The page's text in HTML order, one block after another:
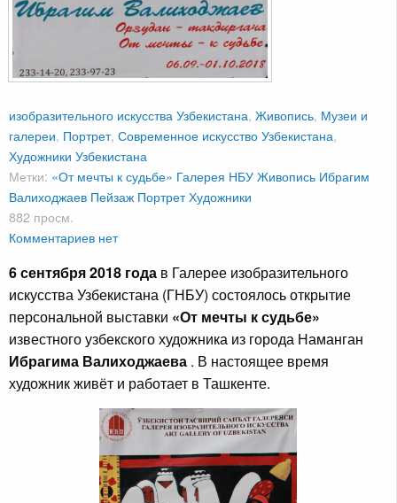
изобразительного искусства Узбекистана, Живопись, Музеи и
галереи, Портрет, Современное искусство Узбекистана,
Художники Узбекистана
Метки: «От мечты к судьбе» Галерея НБУЖивопись Ибрагим
Валиходжаев Пейзаж ПортретХудожники
882 просм.
Комментариев нет
6 сентября 2018 года в Галерее изобразительного
искусства Узбекистана (ГНБУ) состоялось открытие
персональной выставки «От мечты к судьбе»
известного узбекского художника из города Наманган
Ибрагима Валиходжаева . В настоящее время
художник живёт и работает в Ташкенте.